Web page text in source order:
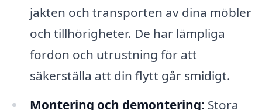
jakten och transporten av dina möbler
och tillhörigheter. De har lämpliga
fordon och utrustning för att
säkerställa att din flytt går smidigt.
Montering och demontering: Stora